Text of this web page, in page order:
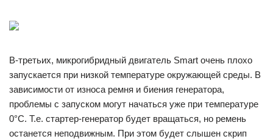
В-третьих, микрогибридный двигатель Smart очень плохо
запускается при низкой температуре окружающей среды. В
зависимости от износа ремня и биения генератора,
проблемы с запуском могут начаться уже при температуре
0°С. Т.е. стартер-генератор будет вращаться, но ремень
останется неподвижным. При этом будет слышен скрип